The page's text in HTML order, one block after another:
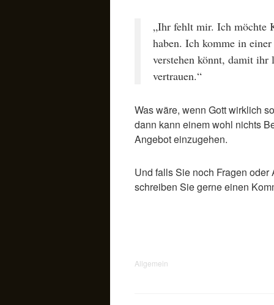
„Ihr fehlt mir. Ich möchte
haben. Ich komme in
verstehen könnt, damit
vertrauen.“
Was wäre, wenn Gott wirklich
dann kann einem wohl nichts
Angebot einzugehen.
Und falls Sie noch Fragen
schreiben Sie gerne einen
Allgemein